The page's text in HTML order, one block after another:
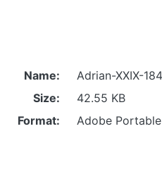
Name:
Adrian-XXIX-
Size:
42.55 KB
Format:
Adobe